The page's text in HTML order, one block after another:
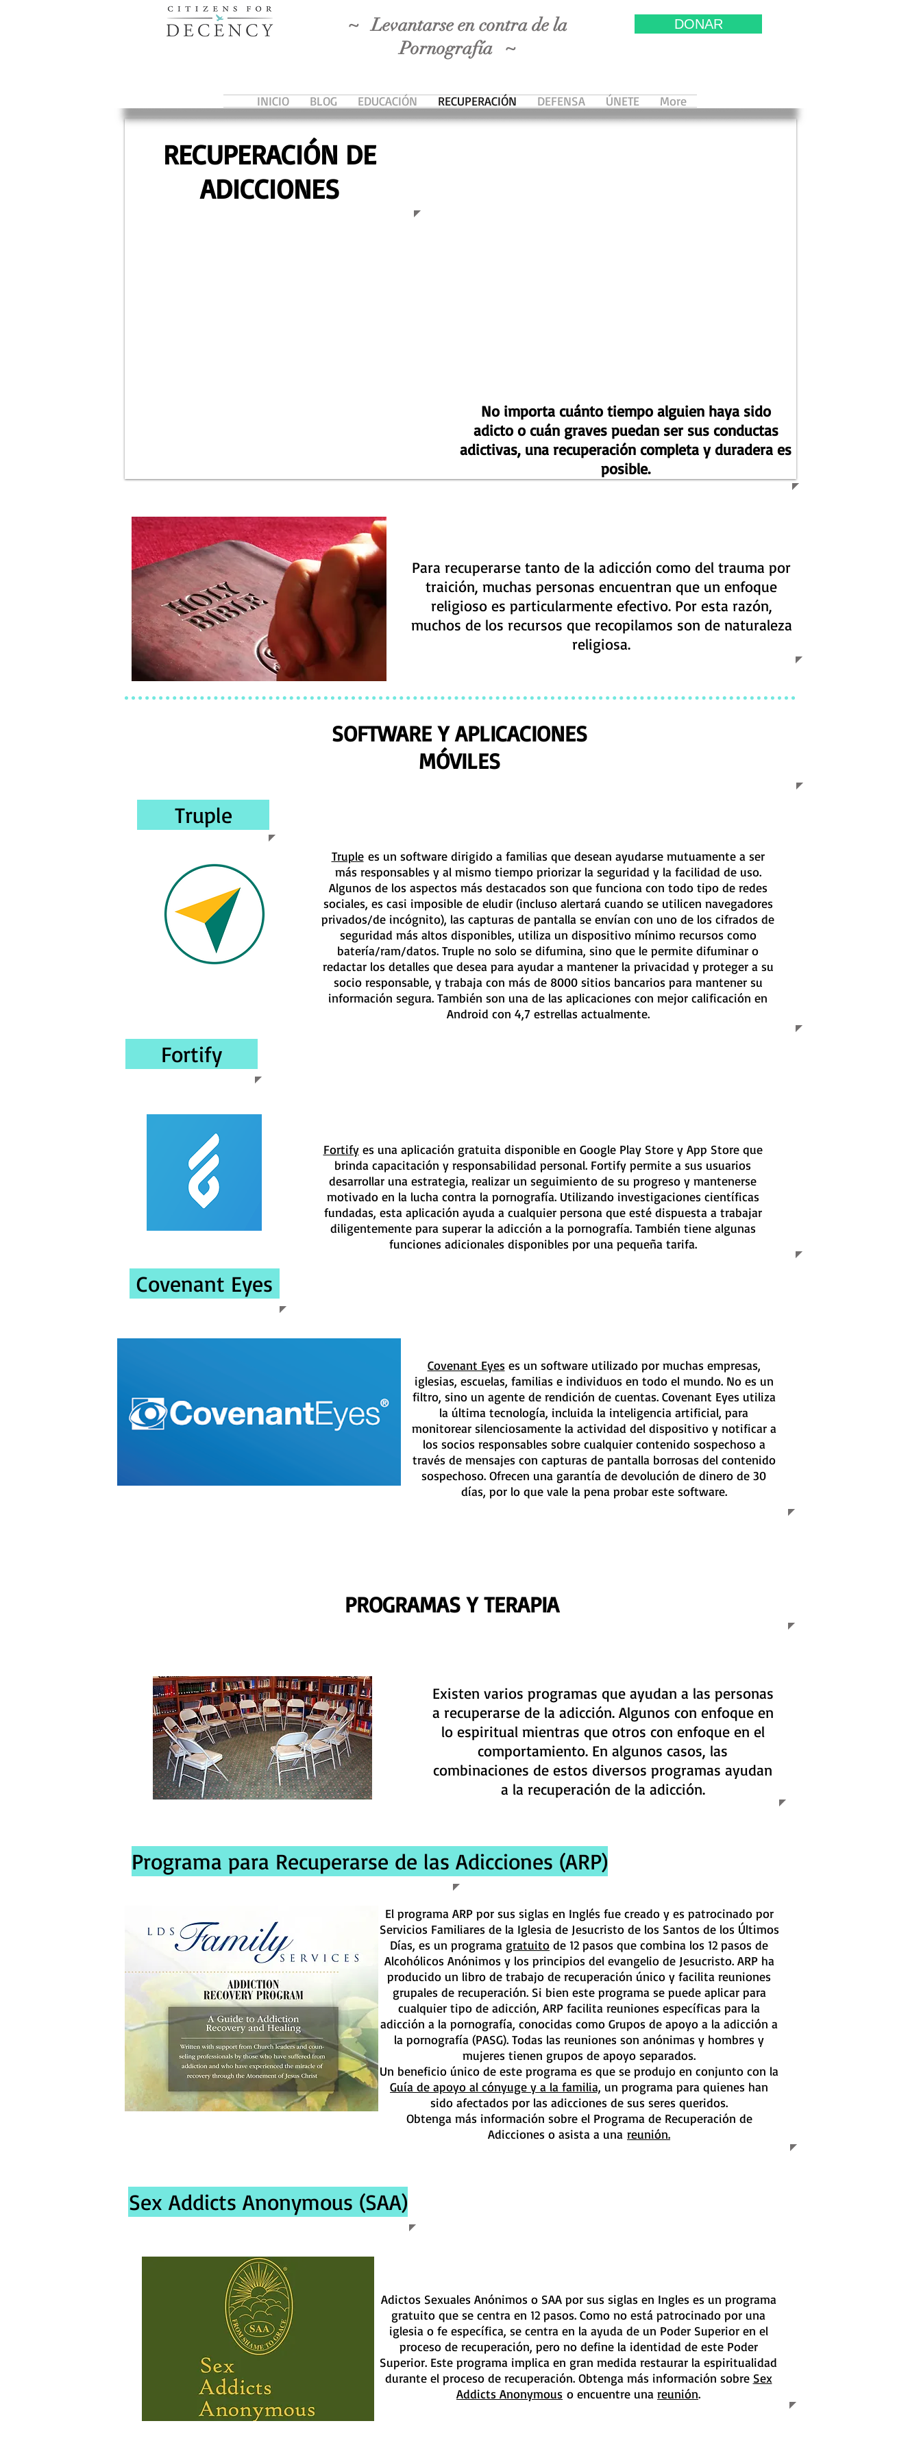
~ Levantarse en contra de la
Pornografía ~
DONAR
INICIO BLOG EDUCACIÓN RECUPERACIÓN DEFENSA ÚNETE More
RECUPERACIÓN DE
ADICCIONES
No importa cuánto tiempo alguien haya sido
adicto o cuán graves puedan ser sus conductas
adictivas, una recuperación completa y duradera es
posible.
Para recuperarse tanto de la adicción como del trauma por
traición, muchas personas encuentran que un enfoque
religioso es particularmente efectivo. Por esta razón,
muchos de los recursos que recopilamos son de naturaleza
religiosa.
SOFTWARE Y APLICACIONES
MÓVILES
Truple
Truple es un software dirigido a familias que desean ayudarse mutuamente a ser
más responsables y al mismo tiempo priorizar la seguridad y la facilidad de uso.
Algunos de los aspectos más destacados son que funciona con todo tipo de redes
sociales, es casi imposible de eludir (incluso alertará cuando se utilicen navegadores
privados/de incógnito), las capturas de pantalla se envían con uno de los cifrados de
seguridad más altos disponibles, utiliza un dispositivo mínimo recursos como
batería/ram/datos. Truple no solo se difumina, sino que le permite difuminar o
redactar los detalles que desea para ayudar a mantener la privacidad y proteger a su
socio responsable, y trabaja con más de 8000 sitios bancarios para mantener su
información segura. También son una de las aplicaciones con mejor calificación en
Android con 4,7 estrellas actualmente.
Fortify
Fortifyes una aplicación gratuita disponible en Google Play Store y App Store que
brinda capacitación y responsabilidad personal. Fortify permite a sus usuarios
desarrollar una estrategia, realizar un seguimiento de su progreso y mantenerse
motivado en la lucha contra la pornografía. Utilizando investigaciones científicas
fundadas, esta aplicación ayuda a cualquier persona que esté dispuesta a trabajar
diligentemente para superar la adicción a la pornografía. También tiene algunas
funciones adicionales disponibles por una pequeña tarifa.
Covenant Eyes
Covenant Eyes es un software utilizado por muchas empresas,
iglesias, escuelas, familias e individuos en todo el mundo. No es un
filtro, sino un agente de rendición de cuentas. Covenant Eyes utiliza
la última tecnología, incluida la inteligencia artificial, para
monitorear silenciosamente la actividad del dispositivo y notificar a
los socios responsables sobre cualquier contenido sospechoso a
través de mensajes con capturas de pantalla borrosas del contenido
sospechoso. Ofrecen una garantía de devolución de dinero de 30
días, por lo que vale la pena probar este software.
PROGRAMAS Y TERAPIA
Existen varios programas que ayudan a las personas
a recuperarse de la adicción. Algunos con enfoque en
lo espiritual mientras que otros con enfoque en el
comportamiento. En algunos casos, las
combinaciones de estos diversos programas ayudan
a la recuperación de la adicción.
Programa para Recuperarse de las Adicciones (ARP)
El programa ARP por sus siglas en Inglés fue creado y es patrocinado por
Servicios Familiares de la Iglesia de Jesucristo de los Santos de los Últimos
Días, es un programa gratuito de 12 pasos que combina los 12 pasos de
Alcohólicos Anónimos y los principios del evangelio de Jesucristo. ARP ha
producido un libro de trabajo de recuperación único y facilita reuniones
grupales de recuperación. Si bien este programa se puede aplicar para
cualquier tipo de adicción, ARP facilita reuniones específicas para la
adicción a la pornografía, conocidas como Grupos de apoyo a la adicción a
la pornografía (PASG). Todas las reuniones son anónimas y hombres y
mujeres tienen grupos de apoyo separados.
Un beneficio único de este programa es que se produjo en conjunto con la
Guía de apoyo al cónyuge y a la familia, un programa para quienes han
sido afectados por las adicciones de sus seres queridos.
Obtenga más información sobre el Programa de Recuperación de
Adicciones o asista a una reunión.
Sex Addicts Anonymous (SAA)
Adictos Sexuales Anónimos o SAA por sus siglas en Ingles es un programa
gratuito que se centra en 12 pasos. Como no está patrocinado por una
iglesia o fe específica, se centra en la ayuda de un Poder Superior en el
proceso de recuperación, pero no define la identidad de este Poder
Superior. Este programa implica en gran medida restaurar la espiritualidad
durante el proceso de recuperación. Obtenga más información sobre Sex
Addicts Anonymous o encuentre una reunión.